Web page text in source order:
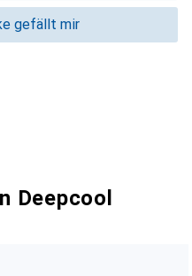
gefällt mir
Deepcool